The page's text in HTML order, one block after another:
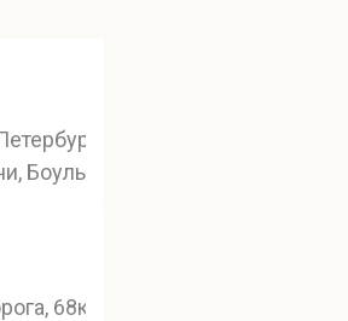
75
Россия, Санкт-
Боулы, Смузи боулы
68к1